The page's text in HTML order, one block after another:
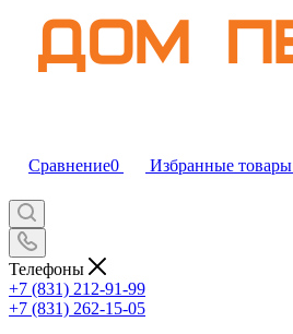
Сравнение0 Избранные товары
Телефоны
+7 (831) 212-91-99
+7 (831) 262-15-05